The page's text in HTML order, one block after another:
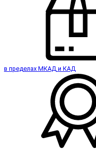
в пределах МКАД и КАД